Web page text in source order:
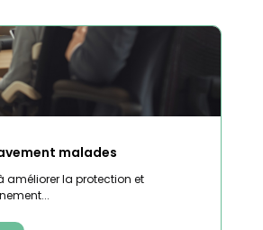
malades
améliorer la protection et